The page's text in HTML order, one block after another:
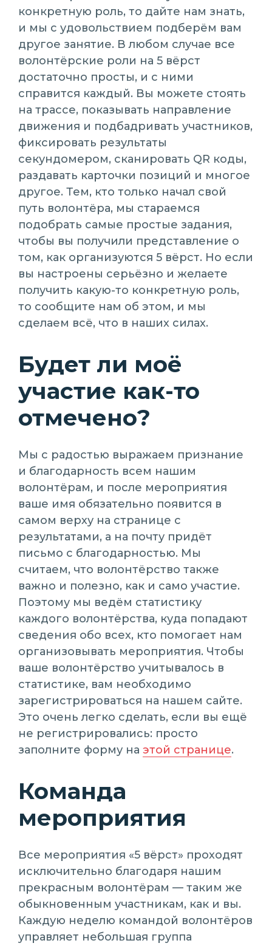
конкретную роль, то дайте нам знать,
и мы с удовольствием подберём вам
другое занятие. В любом случае все
волонтёрские роли на 5 вёрст
достаточно просты, и с ними
справится каждый. Вы можете стоять
на трассе, показывать направление
движения и подбадривать участников,
фиксировать результаты
секундомером, сканировать QR коды,
раздавать карточки позиций и многое
другое. Тем, кто только начал свой
путь волонтёра, мы стараемся
подобрать самые простые задания,
чтобы вы получили представление о
том, как организуются 5 вёрст. Но если
вы настроены серьёзно и желаете
получить какую-то конкретную роль,
то сообщите нам об этом, и мы
сделаем всё, что в наших силах.
Будет ли моё
участие как-то
отмечено?
Мы с радостью выражаем признание
и благодарность всем нашим
волонтёрам, и после мероприятия
ваше имя обязательно появится в
самом верху на странице с
результатами, а на почту придёт
письмо с благодарностью. Мы
считаем, что волонтёрство также
важно и полезно, как и само участие.
Поэтому мы ведём статистику
каждого волонтёрства, куда попадают
сведения обо всех, кто помогает нам
организовывать мероприятия. Чтобы
ваше волонтёрство учитывалось в
статистике, вам необходимо
зарегистрироваться на нашем сайте.
Это очень легко сделать, если вы ещё
не регистрировались: просто
заполните форму на этой странице.
Команда
мероприятия
Все мероприятия «5 вёрст» проходят
исключительно благодаря нашим
прекрасным волонтёрам — таким же
обыкновенным участникам, как и вы.
Каждую неделю командой волонтёров
управляет небольшая группа